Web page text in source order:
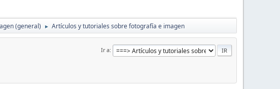
(general) ► Artículos y tutoriales sobre fotografía e imagen
Ir a